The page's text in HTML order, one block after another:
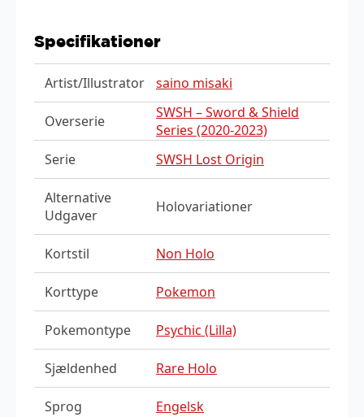
Specifikationer
Artist/Illustrator saino misaki
Overserie
SWSH – Sword & Shield
Series (2020-2023)
Serie
SWSH Lost Origin
Alternative
Udgaver
Holovariationer
Kortstil Non Holo
Korttype Pokemon
Pokemontype Psychic (Lilla)
Sjældenhed Rare Holo
Sprog Engelsk